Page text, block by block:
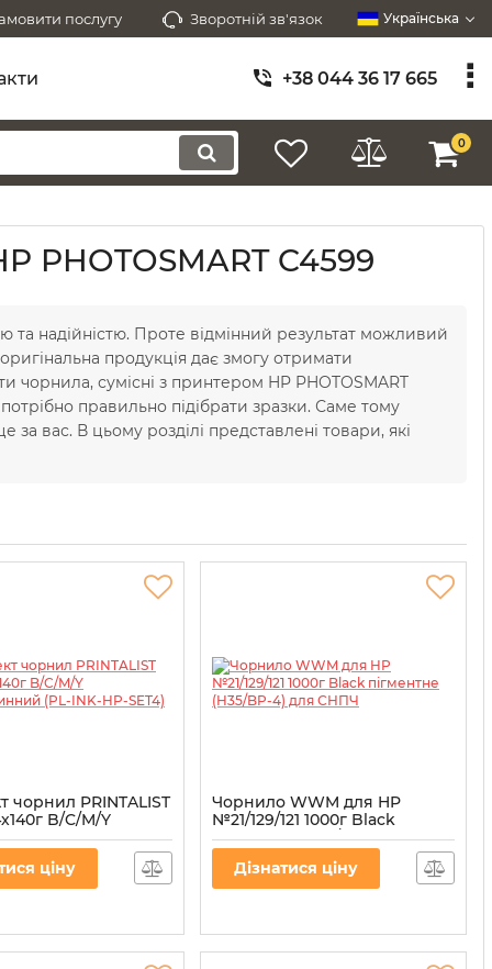
послугу Зворотній зв'язок Українська
+38 044 36 17 665
0
PHOTOSMART C4599
та надійністю. Проте відмінний результат можливий
продукція дає змогу отримати
чорнила, сумісні з принтером HP PHOTOSMART
правильно підібрати зразки. Саме тому
за вас. В цьому розділі представлені товари, які
чорнил PRINTALIST
B/C/M/Y
(PL-INK-HP-
INK-HP-SET4
ціну
Чорнило WWM для HP
№21/129/121 1000г Black
пігментне (H35/BP-4) для
СНПЧ
Артикул:H35/BP-4
Дізнатися ціну